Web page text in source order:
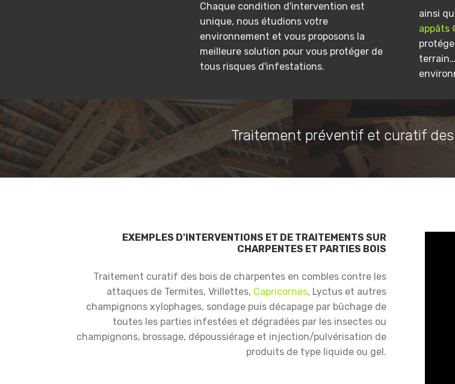
Chaque condition d'intervention est
unique, nous étudions votre
environnement et vous proposons la
meilleure solution pour vous protéger de
tous risques d'infestations.
ainsi
appâts
Traitement préventif et curatif
EXEMPLES D'INTERVENTIONS ET DE TRAITEMENTS SUR
CHARPENTES ET PARTIES BOIS
Traitement curatif des bois de charpentes en combles contre les
attaques de Termites, Vrillettes, Capricornes, Lyctus et autres
champignons xylophages, sondage puis décapage par bûchage de
toutes les parties infestées et dégradées par les insectes ou
champignons, brossage, dépoussiérage et injection/pulvérisation de
produits de type liquide ou gel.